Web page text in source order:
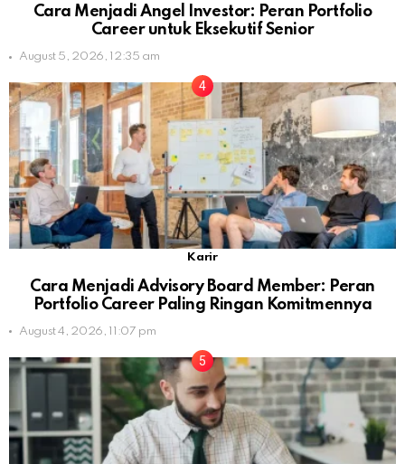
Cara Menjadi Angel Investor: Peran Portfolio
Career untuk Eksekutif Senior
August 5, 2026, 12:35 am
Karir
Cara Menjadi Advisory Board Member: Peran
Portfolio Career Paling Ringan Komitmennya
August 4, 2026, 11:07 pm